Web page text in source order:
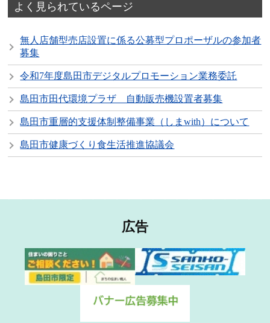
よく見られているページ
無人店舗型売店設置に係る公募型プロポーザルの参加者
募集
令和7年度島田市デジタルプロモーション業務委託
島田市田代環境プラザ 自動販売機設置者募集
島田市重層的支援体制整備事業（しまwith）について
島田市健康づくり食生活推進協議会
広告